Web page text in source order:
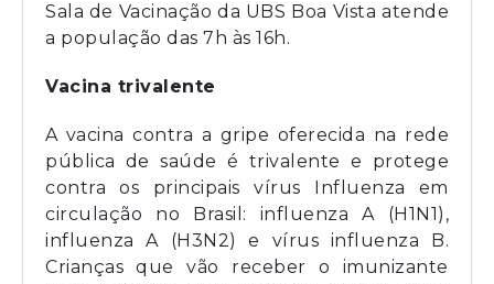
Sala de Vacinação da UBS Boa Vista atende
a população das 7h às 16h.
Vacina trivalente
A vacina contra a gripe oferecida na rede
pública de saúde é trivalente e protege
contra os principais vírus Influenza em
circulação no Brasil: influenza A (H1N1),
influenza A (H3N2) e vírus influenza B.
Crianças que vão receber o imunizante